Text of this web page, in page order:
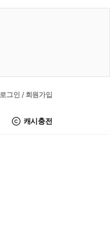
로그인 / 회원가입
캐시충전